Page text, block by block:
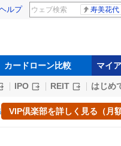
ルプ 寿美花代 髙
カードローン比較 マイ
IPO REIT はじめ
VIP倶楽部を詳しく見る（月